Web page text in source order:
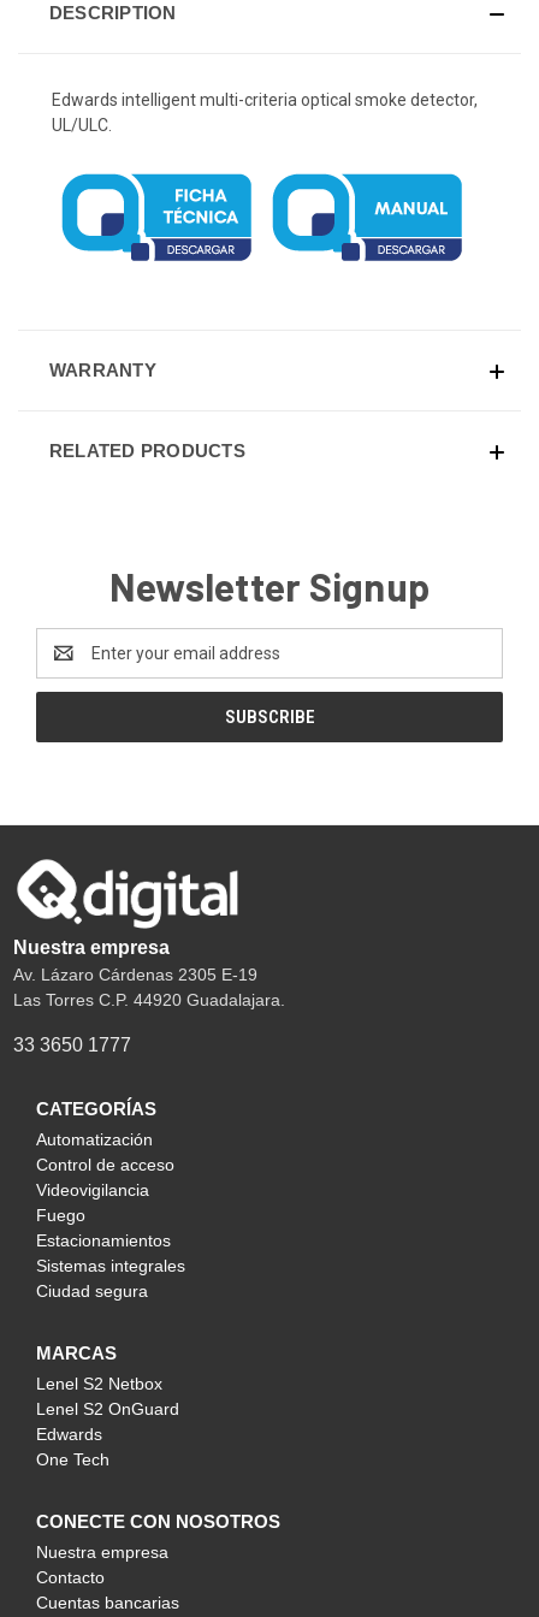
DESCRIPTION
Edwards intelligent multi-criteria optical smoke detector,
UL/ULC.
WARRANTY
RELATED PRODUCTS
Newsletter Signup
Address
Nuestra empresa
Av. Lázaro Cárdenas 2305 E-19
Las Torres C.P. 44920 Guadalajara.
33 3650 1777
CATEGORÍAS
Automatización
Control de acceso
Videovigilancia
Fuego
Estacionamientos
Sistemas integrales
Ciudad segura
MARCAS
Lenel S2 Netbox
Lenel S2 OnGuard
Edwards
One Tech
CONECTE CON NOSOTROS
Nuestra empresa
Contacto
Cuentas bancarias